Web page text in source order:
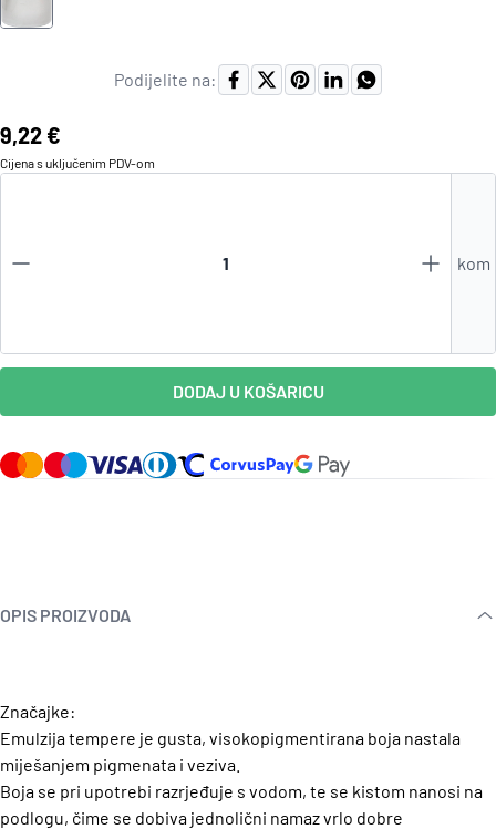
Podijelite na:
OPIS PROIZVODA
Značajke:
Emulzija tempere je gusta, visokopigmentirana boja nastala
miješanjem pigmenata i veziva.
Boja se pri upotrebi razrjeđuje s vodom, te se kistom nanosi na
podlogu, čime se dobiva jednolični namaz vrlo dobre
Cijena:
9,22 €
Cijena s uključenim PDV-om
kom
DODAJ U KOŠARICU